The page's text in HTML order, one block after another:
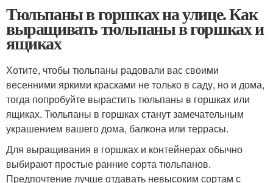
Тюльпаны в горшках на улице. Как
выращивать тюльпаны в горшках и
ящиках
Хотите, чтобы тюльпаны радовали вас своими
весенними яркими красками не только в саду, но и дома,
тогда попробуйте вырастить тюльпаны в горшках или
ящиках. Тюльпаны в горшках станут замечательным
украшением вашего дома, балкона или террасы.
Для выращивания в горшках и контейнерах обычно
выбирают простые ранние сорта тюльпанов.
Предпочтение лучше отдавать невысоким сортам с